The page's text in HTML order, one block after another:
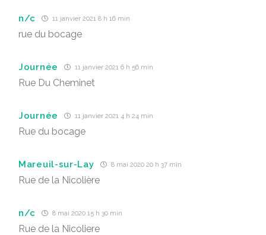
n/c 11 janvier 2021 8 h 16 min
rue du bocage
Journée 11 janvier 2021 6 h 56 min
Rue Du Cheminet
Journée 11 janvier 2021 4 h 24 min
Rue du bocage
Mareuil-sur-Lay 8 mai 2020 20 h 37 min
Rue de la Nicolière
n/c 8 mai 2020 15 h 30 min
Rue de la Nicoliere